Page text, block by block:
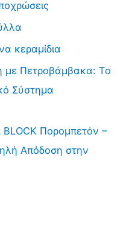
κεραμίδια
με Πετροβάμβακα: Το
Σύστημα
BLOCK Πορομπετόν –
Απόδοση στην